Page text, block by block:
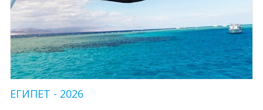
ЕГИПЕТ - 2026